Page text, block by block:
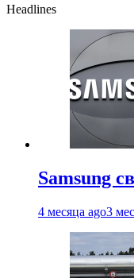
Headlines
Samsung
4 месяца ago3